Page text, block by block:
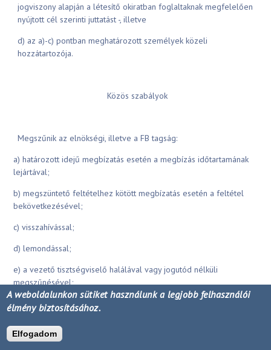
jogviszony alapján a létesítő okiratban foglaltaknak megfelelően
nyújtott cél szerinti juttatást -, illetve
d) az a)-c) pontban meghatározott személyek közeli
hozzátartozója.
Közös szabályok
Megszűnik az elnökségi, illetve a FB tagság:
a) határozott idejű megbízatás esetén a megbízás időtartamának
lejártával;
b) megszüntető feltételhez kötött megbízatás esetén a feltétel
bekövetkezésével;
c) visszahívással;
d) lemondással;
e) a vezető tisztségviselő halálával vagy jogutód nélküli
megszűnésével;
f) a vezető tisztségviselő cselekvőképességének a tevékenysége
ellátásához szükséges körben történő korlátozásával;
g) a vezető tisztségviselővel szembeni kizáró vagy
A weboldalunkon sütiket használunk a legjobb felhasználói
élmény biztosításához.
Elfogadom